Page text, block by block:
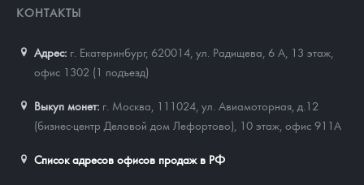
КОНТАКТЫ
Адрес: г. Екатеринбург, 620014 ул. Радищева, 6 А, 13 этаж,
офис 1302 (1 подъезд)
Выкуп монет: г. Москва, 111024, ул. Авиамоторная, д.12
(бизнес-центр Деловой дом Лефортово), 10 этаж, офис 911А
Список адресов офисов продаж в РФ